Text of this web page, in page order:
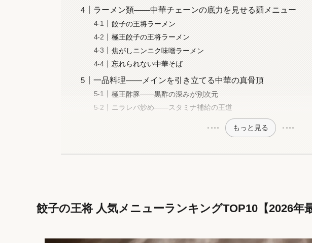
ラーメン類――中華チェーンの底力を見せる麺メニュー
餃子の王将ラーメン
極王餃子の王将ラーメン
焦がしニンニク味噌ラーメン
忘れられない中華そば
一品料理――メインを引き立てる中華の真骨頂
極王酢豚――黒酢の深みが別次元
ニラレバ炒め――スタミナ補給の王道
もっと見る
餃子の王将 人気メニューランキングTOP10【2026年最